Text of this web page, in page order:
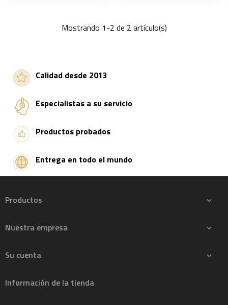
Añadir a la cesta Añadir a la cesta
Mostrando 1-2 de 2 artículo(s)
Calidad desde 2013
Especialistas a su servicio
Productos probados
Entrega en todo el mundo
Productos 
Nuestra empresa 
Su cuenta 
Información de la tienda